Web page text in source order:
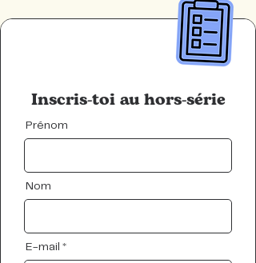
Inscris-toi au hors-série
Prénom
Nom
E-mail